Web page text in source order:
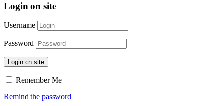
Login on site
Username
Password
Login on site
Remember Me
Remind the password